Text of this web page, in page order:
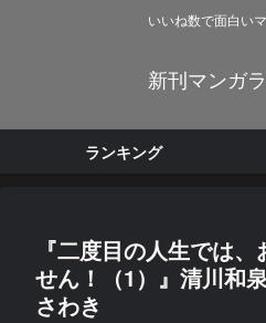
いいね数で面白い
新刊マンガ
ランキング
『二度目の人生では
せん！（1）』清川和
さわき